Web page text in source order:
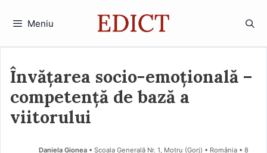
Meniu
Învățarea socio-emoțională –
competență de bază a
viitorului
Daniela Gionea • Școala Generală Nr. 1, Motru (Gorj) • România
8